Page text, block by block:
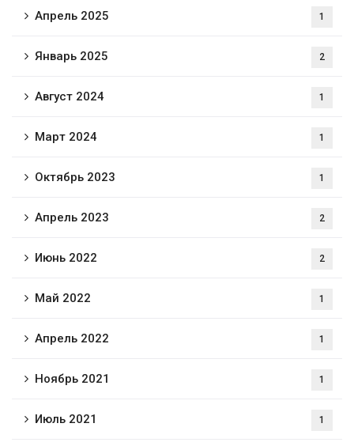
Апрель 2025 1
Январь 2025 2
Август 2024 1
Март 2024 1
Октябрь 2023 1
Апрель 2023 2
Июнь 2022 2
Май 2022 1
Апрель 2022 1
Ноябрь 2021 1
Июль 2021 1